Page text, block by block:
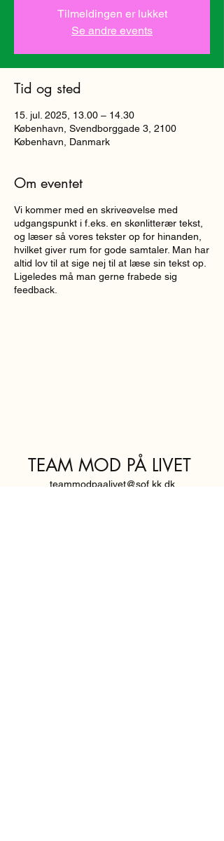
Tilmeldingen er lukket
Se andre events
Tid og sted
15. jul. 2025, 13.00 – 14.30
København, Svendborggade 3, 2100
København, Danmark
Om eventet
Vi kommer med en skriveøvelse med
udgangspunkt i f.eks. en skønlitterær tekst,
og læser så vores tekster op for hinanden,
hvilket giver rum for gode samtaler. Man har
altid lov til at sige nej til at læse sin tekst op.
Ligeledes må man gerne frabede sig
feedback.
TEAM MOD PÅ LIVET
teammodpaalivet@sof.kk.dk